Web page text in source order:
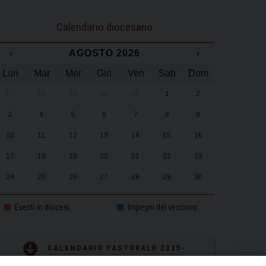
Calendario diocesano
‹ AGOSTO 2026
›
Lun
Mar Mer Gio Ven Sab Dom
1 2
3 4 5 6 7 8 9
10 11 12 13 14 15 16
17 18 19 20 21 22 23
24 25 26 27 28 29 30
31 1 2 3 4 5 6
Eventi in diocesi Impegni del vescovo
CALENDARIO PASTORALE 2025-